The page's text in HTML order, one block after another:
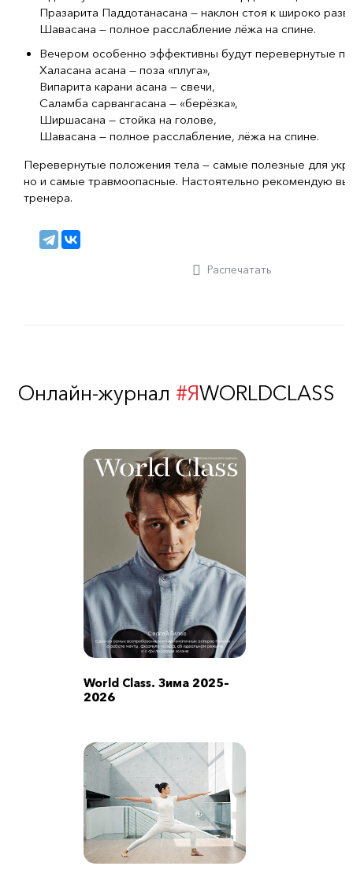
Празарита Паддотанасана — наклон стоя к широко
Шавасана — полное расслабление лёжа на спине.
Вечером особенно эффективны будут перевернутые
Халасана асана — поза «плуга»,
Випарита карани асана — свечи,
Саламба сарвангасана — «берёзка»,
Ширшасана — стойка на голове,
Шавасана — полное расслабление, лёжа на спине.
Перевернутые положения тела — самые полезные для
но и самые травмоопасные. Настоятельно рекомендую
тренера.
Распечатать
Онлайн-журнал #ЯWORLDCLASS
World Class. Зима 2025–
2026